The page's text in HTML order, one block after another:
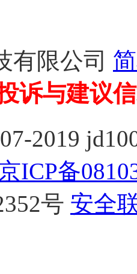
有限公司
诉与建议
2019
ICP备
号 安全